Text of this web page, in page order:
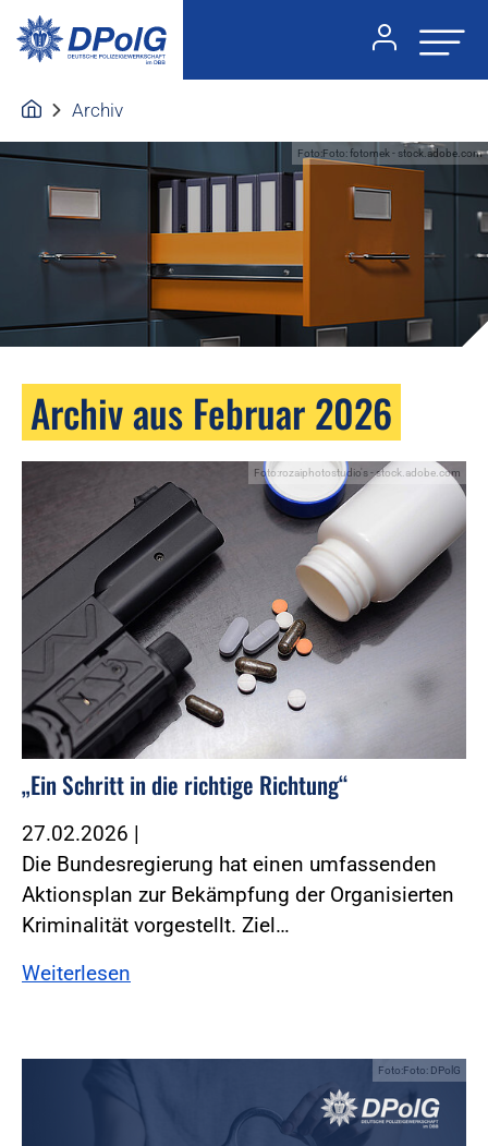
Archiv
Foto:Foto: fotomek - stock.adobe.com
Archiv aus Februar 2026
Foto:rozaiphotostudio's - stock.adobe.com
„Ein Schritt in die richtige Richtung“
27.02.2026 |
Die Bundesregierung hat einen umfassenden
Aktionsplan zur Bekämpfung der Organisierten
Kriminalität vorgestellt. Ziel…
Weiterlesen
Foto:Foto: DPolG